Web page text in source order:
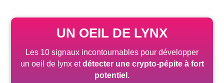
UN OEIL DE LYNX
Les 10 signaux incontournables pour développer
un oeil de lynx etdétecter une crypto-pépite à fort
potentiel .